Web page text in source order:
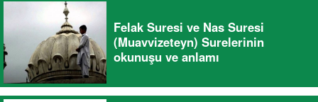
Felak Suresi ve Nas Suresi
(Muavvizeteyn) Surelerinin
okunuşu ve anlamı